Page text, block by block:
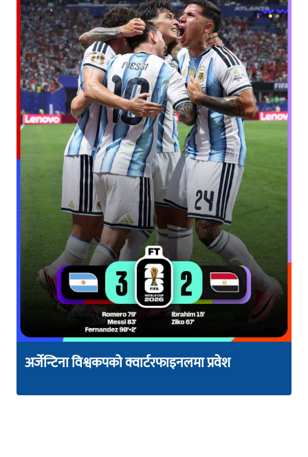
अर्जेन्टिना विश्वकपको क्वार्टरफाइनलमा प्रवेश